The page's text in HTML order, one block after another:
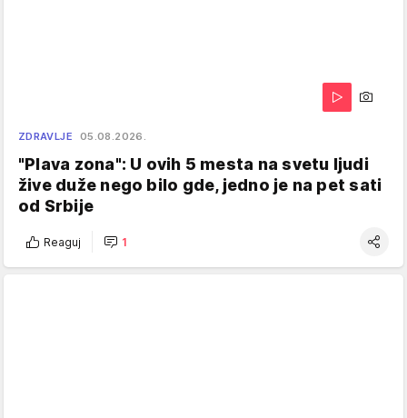
ZDRAVLJE 05.08.2026.
"Plava zona": U ovih 5 mesta na svetu ljudi
žive duže nego bilo gde, jedno je na pet sati
od Srbije
Reaguj 1